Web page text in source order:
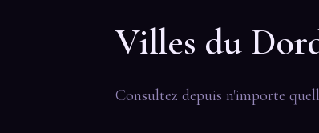
Villes du
Consultez depuis n'importe